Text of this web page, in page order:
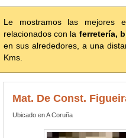
Le mostramos las mejores
relacionados con la ferretería,
en sus alrededores, a una
Kms.
Mat. De Const.
Ubicado en A Coruña